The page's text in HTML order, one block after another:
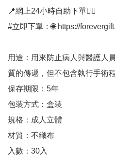
📍網上24小時自助下單👍🏻
#立即下單：🌐 https://
用途：用來防止病人與醫護人
質的傳遞，但不包含執行手術
保存期限：5年
包装方式：盒装
規格：成人立體
材質：不織布
入數：30入